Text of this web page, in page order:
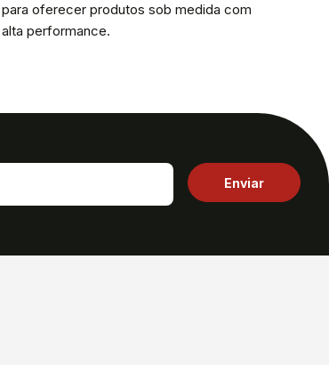
para oferecer produtos sob medida com
alta performance.